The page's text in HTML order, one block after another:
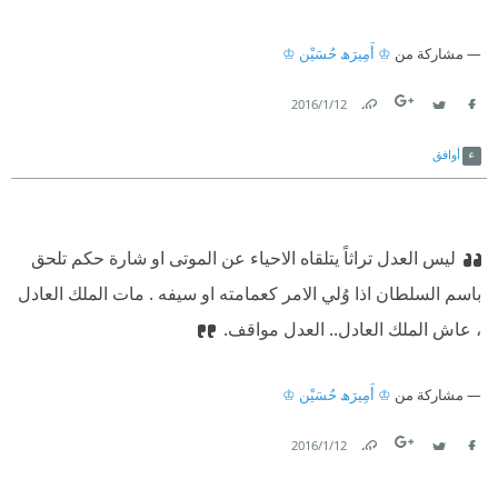
مشاركة من ♔ أَمِيرَﮪ حُسَيْن ♔
12‏/1‏/2016
أوافق
ليس العدل تراثاً يتلقاه الاحياء عن الموتى او شارة حكم تلحق
باسم السلطان اذا وُلي الامر كعمامته او سيفه . مات الملك العادل
، عاش الملك العادل.. العدل مواقف.
مشاركة من ♔ أَمِيرَﮪ حُسَيْن ♔
12‏/1‏/2016